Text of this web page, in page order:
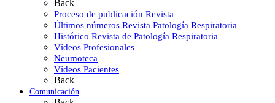
Back
Proceso de publicación Revista
Últimos números Revista Patología Respiratoria
Histórico Revista de Patología Respiratoria
Vídeos Profesionales
Neumoteca
Vídeos Pacientes
Back
Comunicación